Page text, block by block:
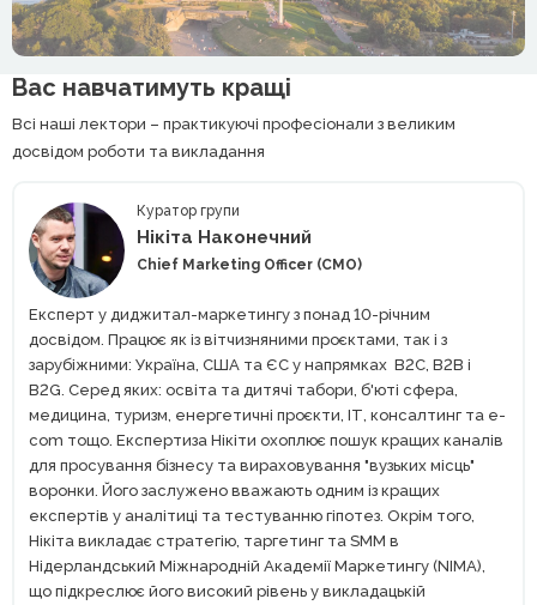
Вас навчатимуть кращі
Всі наші лектори – практикуючі професіонали з великим
досвідом роботи та викладання
Куратор групи
Нікіта Наконечний
Chief Marketing Officer (CMO)
Експерт у диджитал-маркетингу з понад 10-річним
досвідом. Працює як із вітчизняними проєктами, так і з
зарубіжними: Україна, США та ЄС у напрямках В2С, В2В і
В2G. Серед яких: освіта та дитячі табори, б'юті сфера,
медицина, туризм, енергетичні проєкти, ІТ, консалтинг та e-
com тощо. Експертиза Нікіти охоплює пошук кращих каналів
для просування бізнесу та вираховування "вузьких місць"
воронки. Його заслужено вважають одним із кращих
експертів у аналітиці та тестуванню гіпотез. Окрім того,
Нікіта викладає стратегію, таргетинг та SMM в
Нідерландський Міжнародній Академії Маркетингу (NIMA),
що підкреслює його високий рівень у викладацькій